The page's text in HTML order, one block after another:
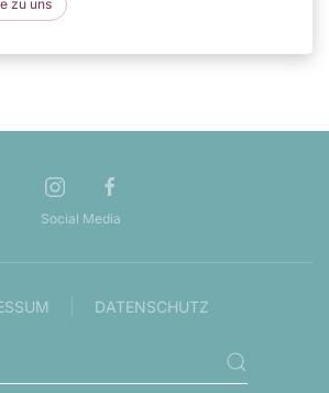
zu uns
Social Media
DATENSCHUTZ